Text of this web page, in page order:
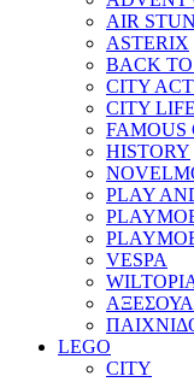
AIR
ASTERIX
BACK
CITY
CITY LIFE
FAMOUS
HISTORY
PLAY
VESPA
LEGO
CITY